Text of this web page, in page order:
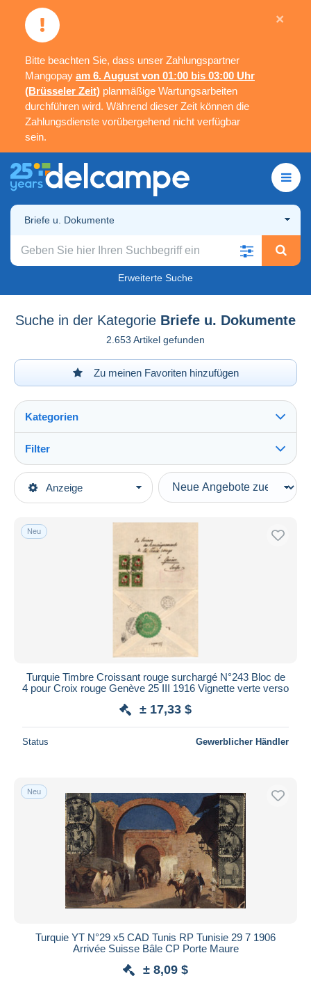
Bitte beachten Sie, dass unser Zahlungspartner
Mangopay am 6. August von 01:00 bis 03:00 Uhr
(Brüsseler Zeit) planmäßige Wartungsarbeiten
durchführen wird. Während dieser Zeit können die
Zahlungsdienste vorübergehend nicht verfügbar
sein.
×
Briefe u. Dokumente
Erweiterte Suche
Suche in der Kategorie Briefe u. Dokumente
2.653 Artikel gefunden
Zu meinen Favoriten hinzufügen
Anzeige
Kategorien
Hauptkategorien
Europa
1858-1921 Osmanisches Reich
Filter
Art der Verkäufe
Laufende Angebote
Auktionen mit Geboten
Auktionen ohne Gebote
Auktionshäuser
Endet in
Preis
Kostenloser Versand
Zahlungsmethoden
PayPal
Banküberweisung
Visa
Mastercard
Bancontact
Maestro
Gesamte Auswahl aufheben
Neu
Turquie Timbre Croissant rouge surchargé N°243 Bloc de
4 pour Croix rouge Genève 25 III 1916 Vignette verte verso
± 17,33 $
Status Gewerblicher Händler
Neu
Turquie YT N°29 x5 CAD Tunis RP Tunisie 29 7 1906
Arrivée Suisse Bâle CP Porte Maure
± 8,09 $